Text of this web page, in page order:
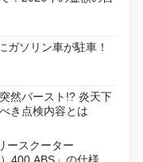
ガソリン車が駐車！
然バースト!? 炎天下
き点検内容とは
ースクーター
400 ABS」の仕様を